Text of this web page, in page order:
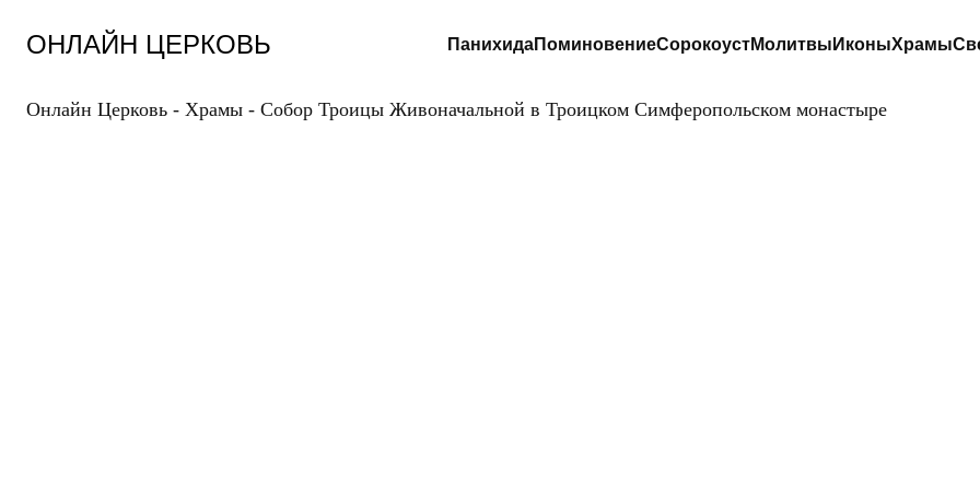
содержанию
ОНЛАЙН ЦЕРКОВЬ ПанихидаПоминовениеСорокоустМолитвы ИконыХрамы
Онлайн Церковь - Храмы - Собор Троицы Живоначальной в Троицком Симферопольском монастыре